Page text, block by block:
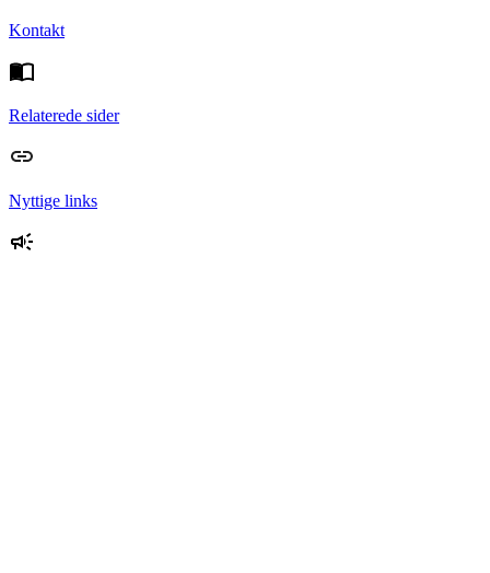
Kontakt
Relaterede sider
Nyttige links